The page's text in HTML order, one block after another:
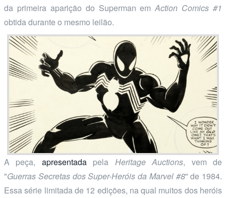
da primeira aparição do Superman emAction Comics #1
obtida durante o mesmo leilão.
A peça, apresentadapela Heritage Auctions, vem de
"Guerras Secretas dos Super-Heróis da Marvel #8" de 1984.
Essa série limitada de 12 edições, na qual muitos dos heróis